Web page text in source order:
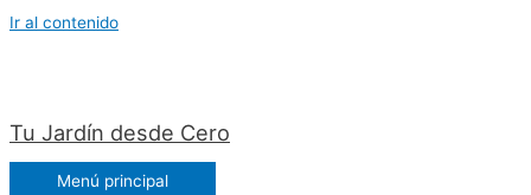
Ir al contenido
Tu Jardín desde Cero
Menú principal